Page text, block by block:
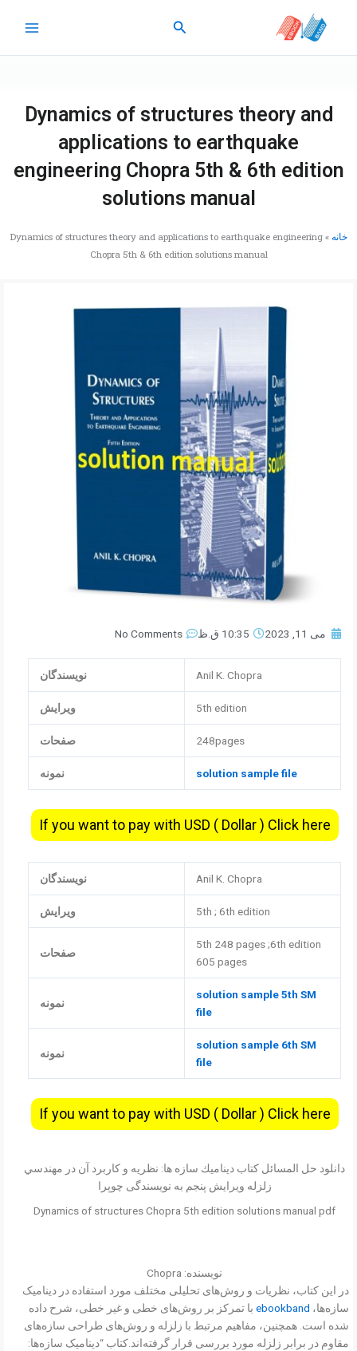
جستجو
Dynamics of structures theory and
applications to earthquake
engineering Chopra 5th & 6th edition
solutions manual
خانه »
Dynamics of structures theory and applications to earthquake engineering
Chopra 5th & 6th edition solutions manual
می 11, 2023 10:35 ق.ظ No Comments
Anil K. Chopra نویسندگان
5th edition ویرایش
248pages صفحات
solution sample file نمونه
If you want to pay with USD ( Dollar ) Click here
Anil K. Chopra نویسندگان
5th ; 6th edition ویرایش
5th 248 pages ;6th edition
605 pages
صفحات
solution sample 5th SM
file
نمونه
solution sample 6th SM
file
نمونه
If you want to pay with USD ( Dollar ) Click here
دانلود حل المسائل کتاب ديناميك سازه ‌ها: نظريه و كاربرد آن در مهندسي
زلزله ویرایش پنجم به نویسندگی چوپرا
Dynamics of structures Chopra 5th edition solutions manual pdf
نویسنده: Chopra
در این کتاب، نظریات و روش‌های تحلیلی مختلف مورد استفاده در دینامیک
سازه‌ها، ebookband با تمرکز بر روش‌های خطی و غیر خطی، شرح داده
شده است. همچنین، مفاهیم مرتبط با زلزله و روش‌های طراحی سازه‌های
مقاوم در برابر زلزله مورد بررسی قرار گرفته‌اند.کتاب “دینامیک سازه‌ها: